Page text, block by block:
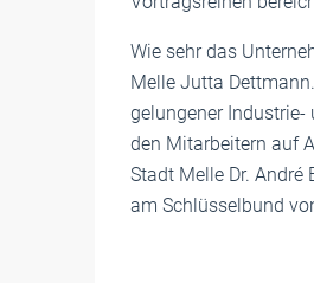
Wie sehr das
Melle Jutta
gelungener
den Mitarbeitern auf
Stadt Melle Dr. André
am Schlüsselbund